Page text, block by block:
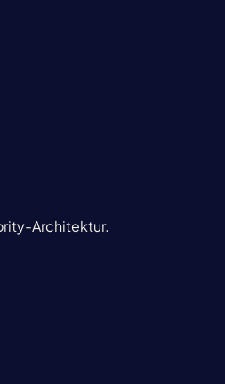
Architektur.